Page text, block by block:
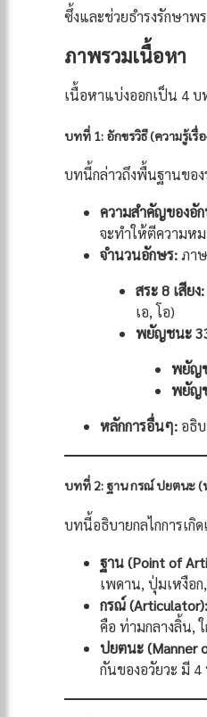
ซึ้งและช่วยธำรงรักษา
ภาพรวมเนื้อหา
เนื้อหาแบ่งออกเป็น 4
บทที่ 1: อักขรวิธี (ความรู้เรื่
บทนี้กล่าวถึงพื้นฐานของ
ความสำคัญของอั
จะทำให้ตีความห
จำนวนอักษร:ภา
สระ 8 เสียง:
เอ, โอ)
พยัญชนะ
พยัญช
พยัญช
หลักการอื่นๆ: อธิ
บทที่ 2: ฐาน กรณ์ ปยตนะ (
บทนี้อธิบายกลไกการเกิ
ฐาน (Point of
เพดาน, ปุ่มเหงือ
กรณ์ (Articulator):
คือ ท่ามกลางลิ้น,
ปยตนะ (Manner
กันของอวัยวะ มี 4